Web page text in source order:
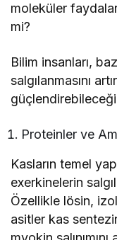
moleküler
mi?
Bilim insanları,
salgılanmasını
Proteinler ve
Kasların temel
exerkinelerin
Özellikle lösin,
asitler kas